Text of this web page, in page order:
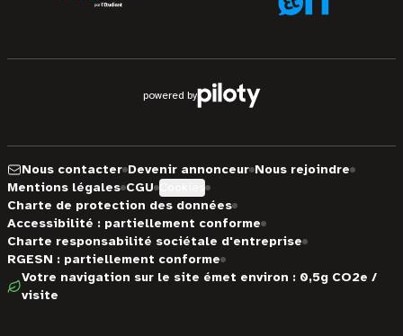
powered by
Nous contacter Devenir annonceur Nous rejoindre
Mentions légales CGU
Charte de protection des données
Accessibilité : partiellement conforme
Charte responsabilité sociétale d'entreprise
RGESN : partiellement conforme
Votre navigation sur le site émet environ : 0,5g CO2e /
visite